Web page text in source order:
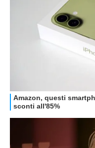
GUIDE ALL'ACQUISTO